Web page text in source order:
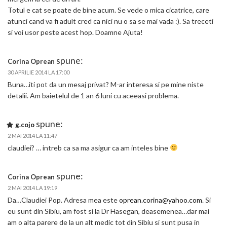
Totul e cat se poate de bine acum. Se vede o mica cicatrice, care
atunci cand va fi adult cred ca nici nu o sa se mai vada :). Sa treceti
si voi usor peste acest hop. Doamne Ajuta!
Corina Oprean spune:
30 APRILIE 2014 LA 17:00
Buna…iti pot da un mesaj privat? M-ar interesa si pe mine niste
detalii. Am baietelul de 1 an 6 luni cu aceeasi problema.
g.cojo spune:
2 MAI 2014 LA 11:47
claudiei? … intreb ca sa ma asigur ca am inteles bine
Corina Oprean spune:
2 MAI 2014 LA 19:19
Da…Claudiei Pop. Adresa mea esteoprean.corina@yahoo.com. Si
eu sunt din Sibiu, am fost si la Dr Hasegan, deasemenea…dar mai
am o alta parere de la un alt medic tot din Sibiu si sunt pusa in